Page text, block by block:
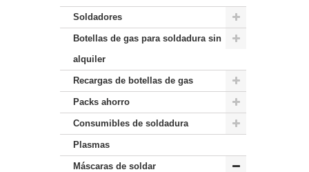
Soldadores
Botellas de gas para soldadura sin
alquiler
Recargas de botellas de gas
Packs ahorro
Consumibles de soldadura
Plasmas
Máscaras de soldar